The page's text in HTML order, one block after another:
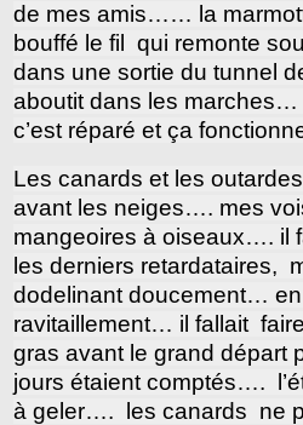
de mes amis…… la
bouffé le fil qui remonte
dans une sortie du tunnel
aboutit dans les marches…
c’est réparé et ça
Les canards et les
avant les neiges…. mes
mangeoires à oiseaux…. il
les derniers retardataires,
dodelinant doucement…
ravitaillement… il fallait
gras avant le grand départ
jours étaient comptés….
à geler…. les canards ne